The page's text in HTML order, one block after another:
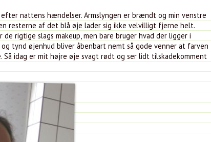
efter nattens hændelser. Armslyngen er brændt og min venstre
resterne af det blå øje lader sig ikke velvilligt fjerne helt.
de rigtige slags makeup, men bare bruger hvad der ligger i
tynd øjenhud bliver åbenbart nemt så gode venner at farven
Så idag er mit højre øje svagt rødt og ser lidt tilskadekomment